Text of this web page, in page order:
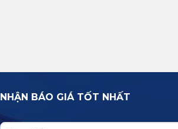
NHẬN BÁO GIÁ TỐT NHẤT